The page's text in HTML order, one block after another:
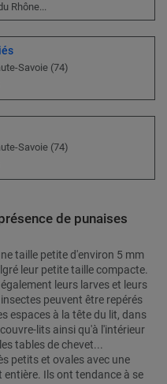
Rhône...
Savoie (74)
Savoie (74)
de punaises
taille petite d'environ 5 mm
leur petite taille compacte.
leurs larves et leurs
peuvent être repérés
espaces à la tête du lit, dans
lits ainsi qu'à l'intérieur
tables de chevet...
petits et ovales avec une
Ils ont tendance à se